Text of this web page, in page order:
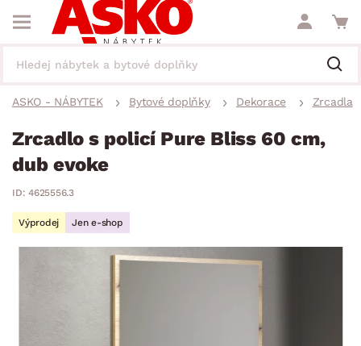
ASKO - NÁBYTEK Bytové doplňky Dekorace Zrcadla
Zrcadlo s policí Pure Bliss 60 cm,
dub evoke
ID: 4625556.3
Výprodej Jen e-shop